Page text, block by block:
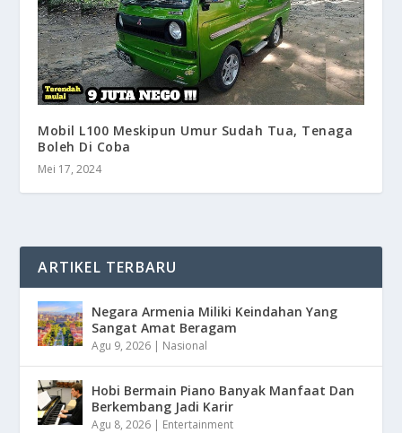
Mobil L100 Meskipun Umur Sudah Tua, Tenaga
Boleh Di Coba
Mei 17, 2024
ARTIKEL TERBARU
Negara Armenia Miliki Keindahan Yang
Sangat Amat Beragam
Agu 9, 2026 | Nasional
Hobi Bermain Piano Banyak Manfaat Dan
Berkembang Jadi Karir
Agu 8, 2026 | Entertainment